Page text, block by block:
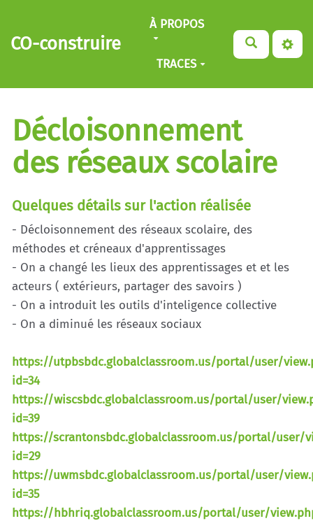
Aller au contenu principal
CO-construire
À PROPOS
TRACES
Décloisonnement
des réseaux scolaire
Quelques détails sur l'action réalisée
- Décloisonnement des réseaux scolaire, des
méthodes et créneaux d'apprentissages
- On a changé les lieux des apprentissages et et les
acteurs ( extérieurs, partager des savoirs )
- On a introduit les outils d'inteligence collective
- On a diminué les réseaux sociaux
https://utpbsbdc.globalclassroom.us/portal/user/
id=34
https://wiscsbdc.globalclassroom.us/portal/user/
id=39
https://scrantonsbdc.globalclassroom.us/portal/user/
id=29
https://uwmsbdc.globalclassroom.us/portal/user/
id=35
https://hbhriq.globalclassroom.us/portal/user/